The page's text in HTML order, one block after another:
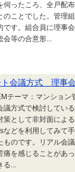
伺ったころ、全戸配
のことでした。管理
です。組合員に理事
会等の合意形...
ト会議方式 理事
テーマ：マンショ
議方式で検討してい
策として非対面によ
などを利用してみて
ものです。リアル会
痛を感じることがあ
る...